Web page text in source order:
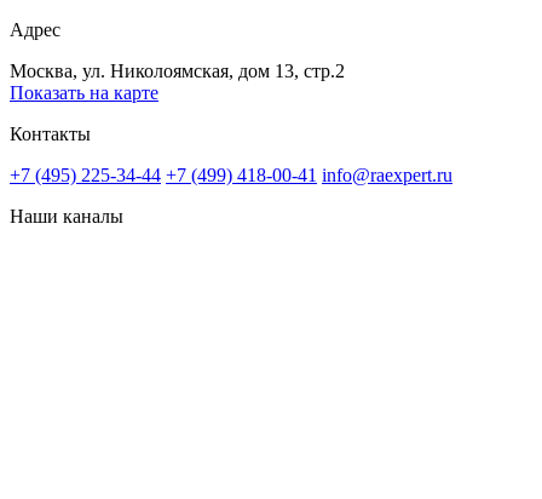
Адрес
Москва, ул. Николоямская, дом 13, стр.2
Показать на карте
Контакты
+7 (495) 225-34-44 +7 (499) 418-00-41 info@raexpert.ru
Наши каналы